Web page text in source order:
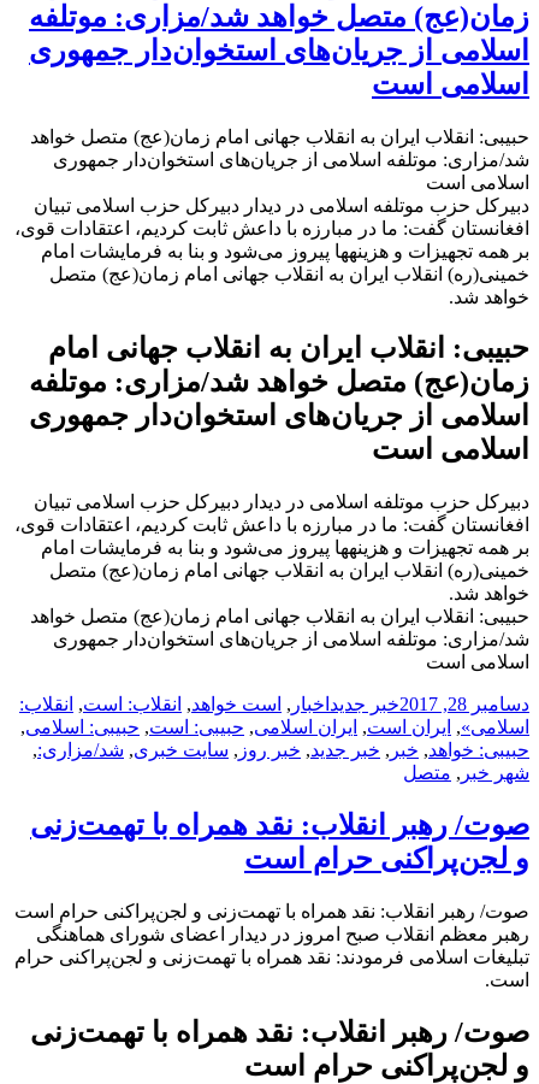
زمان(عج) متصل خواهد شد/مزاری: موتلفه
اسلامی از جریان‌‌­های استخوان‌دار جمهوری
اسلامی است
حبیبی: انقلاب ایران به انقلاب جهانی امام زمان(عج) متصل خواهد
شد/مزاری: موتلفه اسلامی از جریان‌‌­های استخوان‌دار جمهوری
اسلامی است
دبیرکل حزب موتلفه اسلامی در دیدار دبیرکل حزب اسلامی تبیان
افغانستان گفت: ما در مبارزه با داعش ثابت کردیم، اعتقادات قوی،
بر همه تجهیزات و هزینه­ها پیروز می‌شود و بنا به فرمایشات امام
خمینی(ره) انقلاب ایران به انقلاب جهانی امام زمان(عج) متصل
خواهد شد.
حبیبی: انقلاب ایران به انقلاب جهانی امام
زمان(عج) متصل خواهد شد/مزاری: موتلفه
اسلامی از جریان‌‌­های استخوان‌دار جمهوری
اسلامی است
دبیرکل حزب موتلفه اسلامی در دیدار دبیرکل حزب اسلامی تبیان
افغانستان گفت: ما در مبارزه با داعش ثابت کردیم، اعتقادات قوی،
بر همه تجهیزات و هزینه­ها پیروز می‌شود و بنا به فرمایشات امام
خمینی(ره) انقلاب ایران به انقلاب جهانی امام زمان(عج) متصل
خواهد شد.
حبیبی: انقلاب ایران به انقلاب جهانی امام زمان(عج) متصل خواهد
شد/مزاری: موتلفه اسلامی از جریان‌‌­های استخوان‌دار جمهوری
اسلامی است
ارسال
شده
در
دسامبر 28, 2017 نویسنده
دسته‌ها
خبر جدیدبرچسب‌ها
اخبار , است خواهد, انقلاب: است, انقلاب:
اسلامی», ایران است, ایران اسلامی, حبیبی: است, حبیبی: اسلامی,
حبیبی: خواهد, خبر , خبر جدید, خبر روز , سایت خبری, شد/مزاری:,
شهر خبر , متصل
صوت/ رهبر انقلاب: نقد همراه با تهمت‌زنی
و لجن‌پراکنی حرام است
صوت/ رهبر انقلاب: نقد همراه با تهمت‌زنی و لجن‌پراکنی حرام است
رهبر معظم انقلاب صبح امروز در دیدار اعضای شورای هماهنگی
تبلیغات اسلامی فرمودند: نقد همراه با تهمت‌زنی و لجن‌پراکنی حرام
است.
صوت/ رهبر انقلاب: نقد همراه با تهمت‌زنی
و لجن‌پراکنی حرام است